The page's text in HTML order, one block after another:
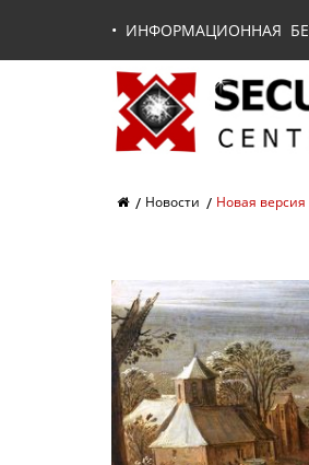
• ИНФОРМАЦИОННАЯ
Новости Новая